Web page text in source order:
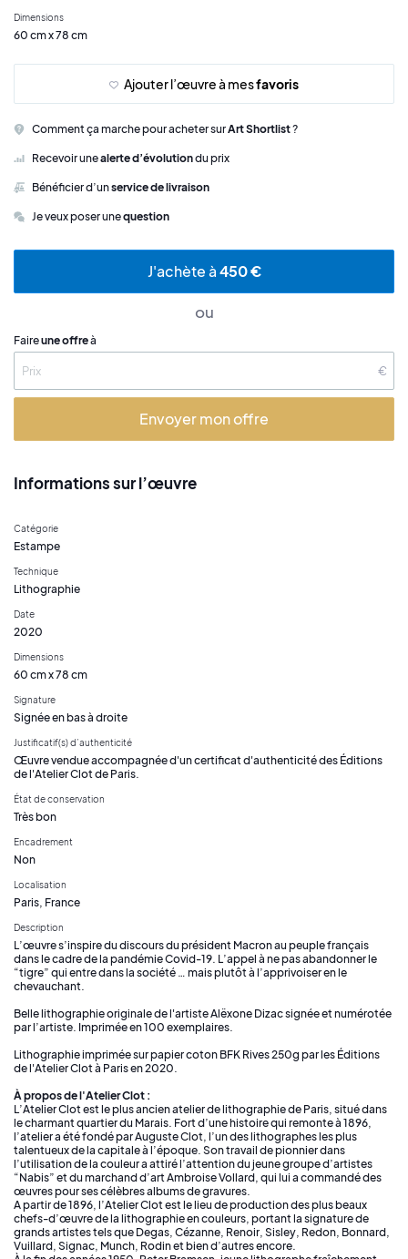
Dimensions
60 cm x 78 cm
Ajouter l’œuvre à mesfavoris
Comment ça marche pour acheter surArt Shortlist?
Recevoir unealerte d’évolutiondu prix
Bénéficier d’unservice de livraison
Je veux poser unequestion
J'achète à450 €
ou
Faireune offreà
€
Envoyer mon offre
Informations sur l’œuvre
Catégorie
Estampe
Technique
Lithographie
Date
2020
Dimensions
60 cm x 78 cm
Signature
Signée en bas à droite
Justificatif(s) d’authenticité
Œuvre vendue accompagnée d'un certificat d'authenticité des Éditions
de l'Atelier Clot de Paris.
État de conservation
Très bon
Encadrement
Non
Localisation
Paris, France
Description
L’œuvre s’inspire du discours du président Macron au peuple français
dans le cadre de la pandémie Covid-19. L’appel à ne pas abandonner le
“tigre” qui entre dans la société … mais plutôt à l’apprivoiser en le
chevauchant.
Belle lithographie originale de l'artiste Alëxone Dizac signée et numérotée
par l’artiste. Imprimée en 100 exemplaires.
Lithographie imprimée sur papier coton BFK Rives 250g par les Éditions
de l'Atelier Clot à Paris en 2020.
À propos de l'Atelier Clot :
L’Atelier Clot est le plus ancien atelier de lithographie de Paris, situé dans
le charmant quartier du Marais. Fort d’une histoire qui remonte à 1896,
l’atelier a été fondé par Auguste Clot, l’un des lithographes les plus
talentueux de la capitale à l’époque. Son travail de pionnier dans
l’utilisation de la couleur a attiré l’attention du jeune groupe d’artistes
“Nabis” et du marchand d’art Ambroise Vollard, qui lui a commandé des
œuvres pour ses célèbres albums de gravures.
A partir de 1896, l’Atelier Clot est le lieu de production des plus beaux
chefs-d’œuvre de la lithographie en couleurs, portant la signature de
grands artistes tels que Degas, Cézanne, Renoir, Sisley, Redon, Bonnard,
Vuillard, Signac, Munch, Rodin et bien d’autres encore.